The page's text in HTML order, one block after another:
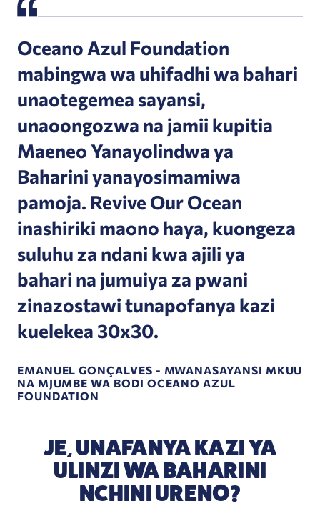
Oceano Azul Foundation
mabingwa wa uhifadhi wa bahari
unaotegemea sayansi,
unaoongozwa na jamii kupitia
Maeneo Yanayolindwa ya
Baharini yanayosimamiwa
pamoja. Revive Our Ocean
inashiriki maono haya, kuongeza
suluhu za ndani kwa ajili ya
bahari na jumuiya za pwani
zinazostawi tunapofanya kazi
kuelekea 30x30.
EMANUEL GONÇALVES - MWANASAYANSI MKUU
NA MJUMBE WA BODI OCEANO AZUL
FOUNDATION
JE, UNAFANYA KAZI YA
ULINZI WA BAHARINI
NCHINI URENO?